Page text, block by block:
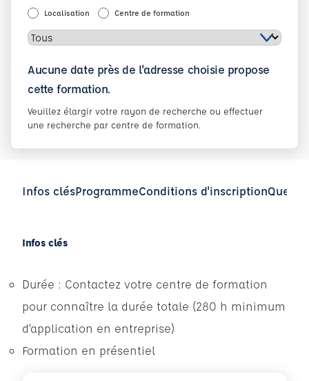
Localisation Centre de formation
Aucune date près de l'adresse choisie propose
cette formation.
Veuillez élargir votre rayon de recherche ou effectuer
une recherche par centre de formation.
Infos clésProgrammeConditions d'inscription
Infos clés
Durée : Contactez votre centre de formation
pour connaître la durée totale (280 h minimum
d’application en entreprise)
Formation en présentiel